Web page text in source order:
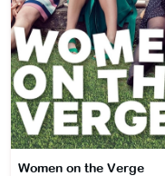
Women on the Verge